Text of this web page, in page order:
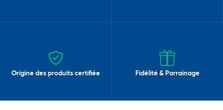
Origine des produits certifiée Fidélité & Parrainage